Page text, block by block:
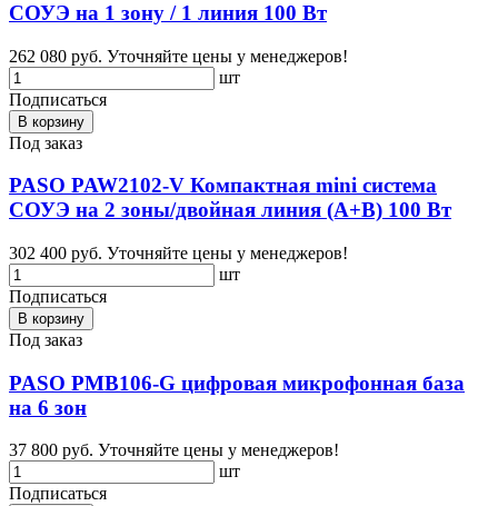
СОУЭ на 1 зону / 1 линия 100 Вт
262 080 руб. Уточняйте цены у менеджеров!
шт
Подписаться
В корзину
Под заказ
PASO PAW2102-V Компактная mini система
СОУЭ на 2 зоны/двойная линия (А+В) 100 Вт
302 400 руб. Уточняйте цены у менеджеров!
шт
Подписаться
В корзину
Под заказ
PASO PMB106-G цифровая микрофонная база
на 6 зон
37 800 руб. Уточняйте цены у менеджеров!
шт
Подписаться